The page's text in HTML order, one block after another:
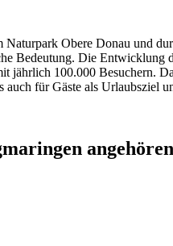
Obere Donau und
Bedeutung. Die Entwicklung
jährlich 100.000 Besuchern.
für Gäste als Urlaubs­ziel
angehören